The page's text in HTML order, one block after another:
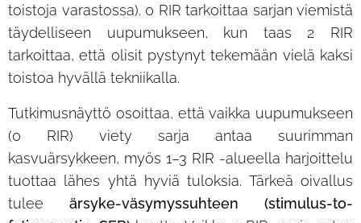
toistoja varastossa). 0 RIR tarkoittaa sarjan viemistä
täydelliseen uupumukseen, kun taas 2 RIR
tarkoittaa, että olisit pystynyt tekemään vielä kaksi
toistoa hyvällä tekniikalla.
Tutkimusnäyttö osoittaa, että vaikka uupumukseen
(0 RIR) viety sarja antaa suurimman
kasvuärsykkeen, myös 1–3 RIR -alueella harjoittelu
tuottaa lähes yhtä hyviä tuloksia. Tärkeä oivallus
tulee ärsyke-väsymyssuhteen (stimulus-to-